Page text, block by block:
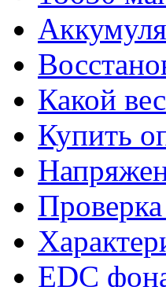
Какой
Купить
EDC